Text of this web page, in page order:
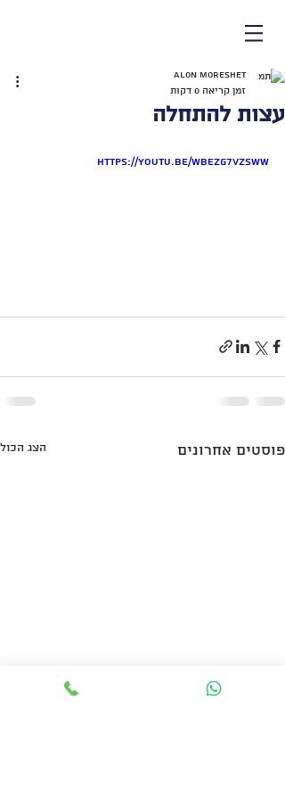
עצות להתחלה
Alon Moreshet
זמן קריאה 0 דקות
https://youtu.be/WBezG7vZsww
פוסטים אחרונים הצג הכול